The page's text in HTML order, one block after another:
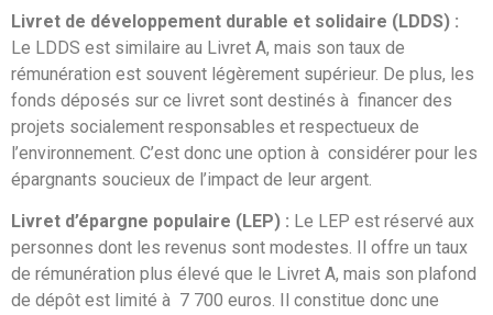
Livret de développement durable et solidaire (LDDS) :
Le LDDS est similaire au Livret A, mais son taux de
rémunération est souvent légèrement supérieur. De plus, les
fonds déposés sur ce livret sont destinés à financer des
projets socialement responsables et respectueux de
l’environnement. C’est donc une option à considérer pour les
épargnants soucieux de l’impact de leur argent.
Livret d’épargne populaire (LEP) : Le LEP est réservé aux
personnes dont les revenus sont modestes. Il offre un taux
de rémunération plus élevé que le Livret A, mais son plafond
de dépôt est limité à 7 700 euros. Il constitue donc une